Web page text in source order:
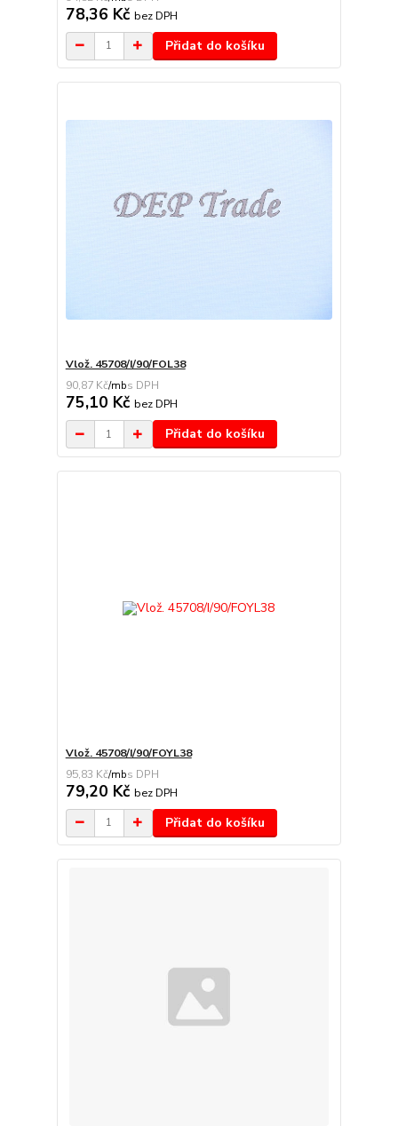
78,36 Kč bez DPH
Přidat do košíku
Vlož. 45708/I/90/FOL38
90,87 Kč/mb
75,10 Kč bez DPH
Přidat do košíku
Vlož. 45708/I/90/FOYL38
95,83 Kč/mb
79,20 Kč bez DPH
Přidat do košíku